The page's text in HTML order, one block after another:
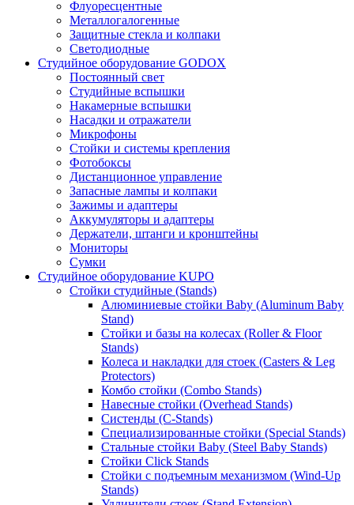
Флуоресцентные
Металлогалогенные
Защитные стекла и колпаки
Светодиодные
Студийное оборудование GODOX
Постоянный свет
Студийные вспышки
Накамерные вспышки
Насадки и отражатели
Микрофоны
Стойки и системы крепления
Фотобоксы
Дистанционное управление
Запасные лампы и колпаки
Зажимы и адаптеры
Аккумуляторы и адаптеры
Держатели, штанги и кронштейны
Мониторы
Сумки
Студийное оборудование KUPO
Стойки студийные (Stands)
Алюминиевые стойки Baby (Aluminum Baby
Stand)
Стойки и базы на колесах (Roller & Floor
Stands)
Колеса и накладки для стоек (Casters & Leg
Protectors)
Комбо стойки (Combo Stands)
Навесные стойки (Overhead Stands)
Систенды (C-Stands)
Специализированные стойки (Special Stands)
Стальные стойки Baby (Steel Baby Stands)
Стойки Click Stands
Стойки с подъемным механизмом (Wind-Up
Stands)